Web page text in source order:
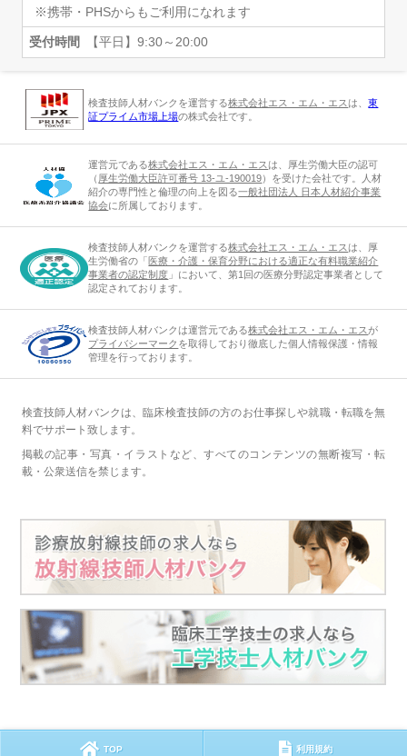
※携帯・PHSからもご利用になれます
受付時間 【平日】9:30～20:00
検査技師人材バンクを運営する株式会社エス・エム・エスは、東
証プライム市場上場の株式会社です。
運営元である株式会社エス・エム・エスは、厚生労働大臣の認可
（ 厚生労働大臣許可番号 13-ユ-190019）を受けた会社です。人材
紹介の専門性と倫理の向上を図る一般社団法人 日本人材紹介事業
協会に所属しております。
検査技師人材バンクを運営する株式会社エス・エム・エスは、厚
生労働省の「 医療・介護・保育分野における適正な有料職業紹介
事業者の認定制度 」において、第1回の医療分野認定事業者として
認定されております。
検査技師人材バンクは運営元である株式会社エス・エム・エスが
プライバシーマーク を取得しており徹底した個人情報保護・情報
管理を行っております。
検査技師人材バンクは、臨床検査技師の方のお仕事探しや就職・転職を無
料でサポート致します。
掲載の記事・写真・イラストなど、すべてのコンテンツの無断複写・転
載・公衆送信を禁じます。
TOP 利用規約